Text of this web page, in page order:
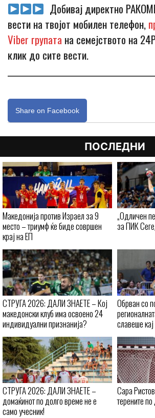
Добивај директно
вести на твојот мобилен телефон,
Viber групата на семејството на
клик до сите вести.
Share on Facebook
ПОСЛЕДНИ
Македонија против Израел за 9
место – триумф ќе биде совршен
крај на ЕП
„Одличен
за ПИК
СТРУГА 2026: ДАЛИ ЗНАЕТЕ – Кој
македонски клуб има освоено 24
индивидуални признанија?
Обрван со
славеше
СТРУГА 2026: ДАЛИ ЗНАЕТЕ –
домаќинот по долго време не е
само учесник!
Сара
терените